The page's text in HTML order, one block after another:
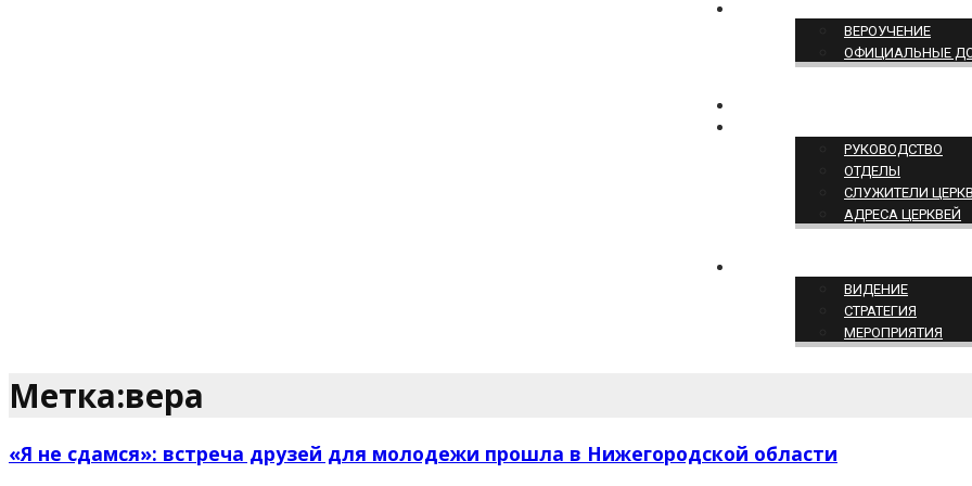
ВЕРОУЧЕНИЕ
ОФИЦИАЛЬНЫЕ
РУКОВОДСТВО
ОТДЕЛЫ
СЛУЖИТЕЛИ
АДРЕСА ЦЕРКВЕЙ
ВИДЕНИЕ
СТРАТЕГИЯ
МЕРОПРИЯТИЯ
Метка:вера
«Я не сдамся»: встреча друзей для молодежи прошла в Нижегородской области